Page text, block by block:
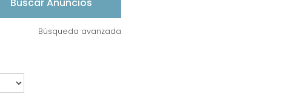
Búsqueda avanzada